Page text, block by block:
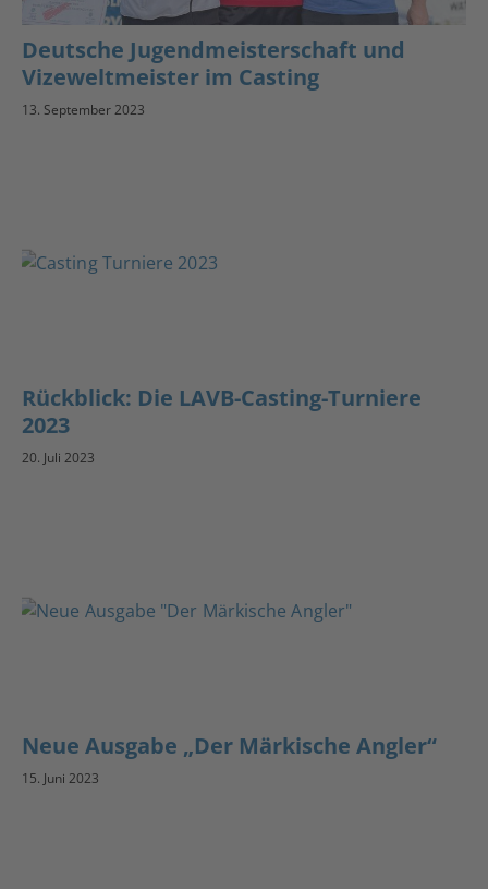
Deutsche Jugendmeisterschaft und
Vizeweltmeister im Casting
13. September 2023
Rückblick: Die LAVB-Casting-Turniere
2023
20. Juli 2023
Neue Ausgabe „Der Märkische Angler“
15. Juni 2023